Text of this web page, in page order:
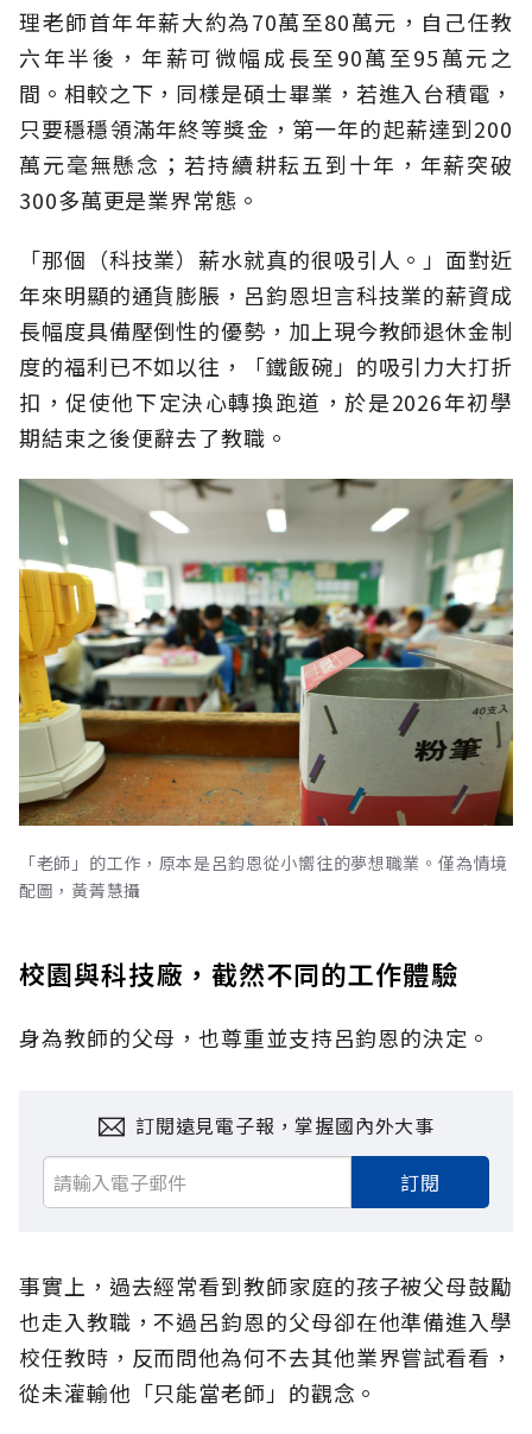
理老師首年年薪大約為70萬至80萬元，自己任教
六年半後，年薪可微幅成長至90萬至95萬元之
間。相較之下，同樣是碩士畢業，若進入台積電，
只要穩穩領滿年終等獎金，第一年的起薪達到200
萬元毫無懸念；若持續耕耘五到十年，年薪突破
300多萬更是業界常態。
「那個（科技業）薪水就真的很吸引人。」面對近
年來明顯的通貨膨脹，呂鈞恩坦言科技業的薪資成
長幅度具備壓倒性的優勢，加上現今教師退休金制
度的福利已不如以往，「鐵飯碗」的吸引力大打折
扣，促使他下定決心轉換跑道，於是2026年初學
期結束之後便辭去了教職。
「老師」的工作，原本是呂鈞恩從小嚮往的夢想職業。僅為情境
配圖，黃菁慧攝
校園與科技廠，截然不同的工作體驗
身為教師的父母，也尊重並支持呂鈞恩的決定。
訂閱遠見電子報，掌握國內外大事
訂閱
事實上，過去經常看到教師家庭的孩子被父母鼓勵
也走入教職，不過呂鈞恩的父母卻在他準備進入學
校任教時，反而問他為何不去其他業界嘗試看看，
從未灌輸他「只能當老師」的觀念。